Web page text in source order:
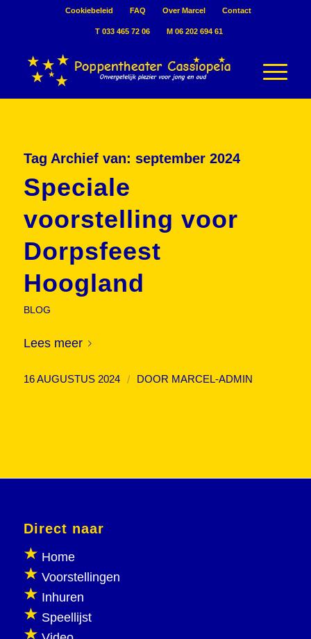
Cookiebeleid FAQ Over Marcel Contact
T 033 465 72 06 M 06 202 694 61
Tag Archief van: september 2024
Speciale
voorstelling voor
Dorpsfeest
Hoogland
BLOG
Lees meer
16 AUGUSTUS 2024 / DOOR MARCEL-ADMIN
Direct naar
Home
Voorstellingen
Inhuren
Speellijst